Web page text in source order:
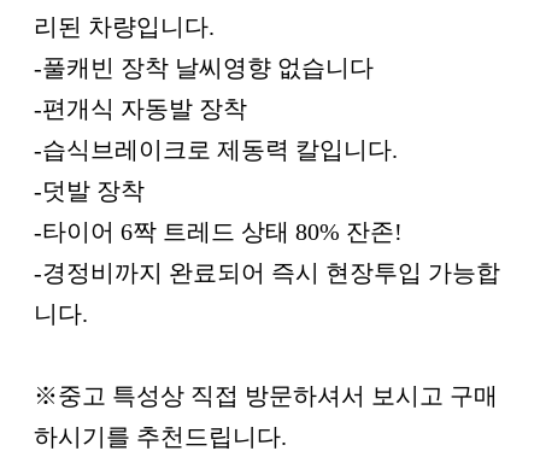
리된 차량입니다.
-풀캐빈 장착 날씨영향 없습니다
-편개식 자동발 장착
-습식브레이크로 제동력 칼입니다.
-덧발 장착
-타이어 6짝 트레드 상태 80% 잔존!
-경정비까지 완료되어 즉시 현장투입 가능합
니다.
※중고 특성상 직접 방문하셔서 보시고 구매
하시기를 추천드립니다.